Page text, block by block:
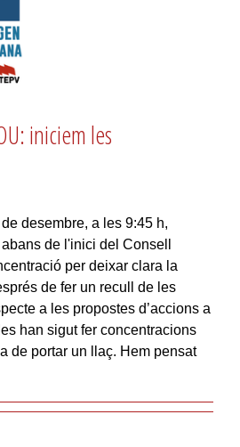
iniciem les
desembre, a les 9:45 h,
de l'inici del Consell
per deixar clara la
de fer un recull de les
a les propostes d’accions a
han sigut fer concentracions
de portar un llaç. Hem pensat